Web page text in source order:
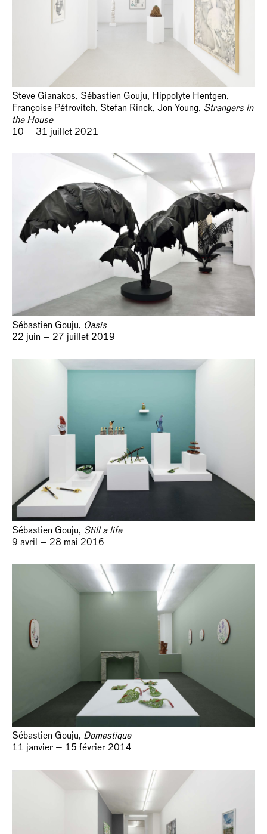
Steve Gianakos, Sébastien Gouju, Hippolyte Hentgen,
Françoise Pétrovitch, Stefan Rinck, Jon Young, Strangers in
the House
10 — 31 juillet 2021
Sébastien Gouju, Oasis
22 juin — 27 juillet 2019
Sébastien Gouju, Still a life
9 avril — 28 mai 2016
Sébastien Gouju, Domestique
11 janvier — 15 février 2014